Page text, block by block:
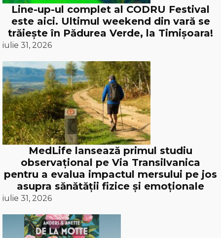
Line-up-ul complet al CODRU Festival
este aici. Ultimul weekend din vară se
trăiește în Pădurea Verde, la Timișoara!
iulie 31, 2026
MedLife lansează primul studiu
observațional pe Via Transilvanica
pentru a evalua impactul mersului pe jos
asupra sănătății fizice și emoționale
iulie 31, 2026